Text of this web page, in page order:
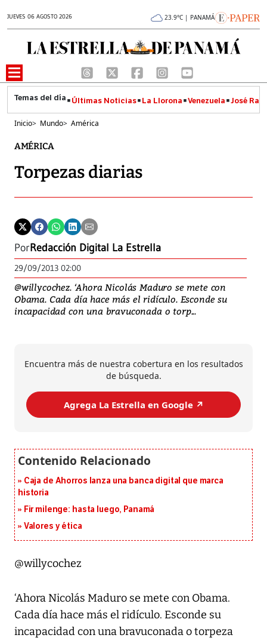
JUEVES 06 AGOSTO 2026 23.9°C | PANAMÁ
Últimas Noticias La Llorona Venezuela José
Inicio> Mundo> América
AMÉRICA
Torpezas diarias
PorRedacción Digital La Estrella
29/09/2013 02:00
@willycochez. ‘Ahora Nicolás Maduro se mete con
Obama. Cada día hace más el ridículo. Esconde su
incapacidad con una bravuconada o torp...
Encuentra más de nuestra cobertura en los resultados
de búsqueda.
Agrega La Estrella en Google ↗️
Caja de Ahorros lanza una banca digital que marca
historia
Fir milenge: hasta luego, Panamá
Valores y ética
@willycochez
‘Ahora Nicolás Maduro se mete con Obama.
Cada día hace más el ridículo. Esconde su
incapacidad con una bravuconada o torpeza